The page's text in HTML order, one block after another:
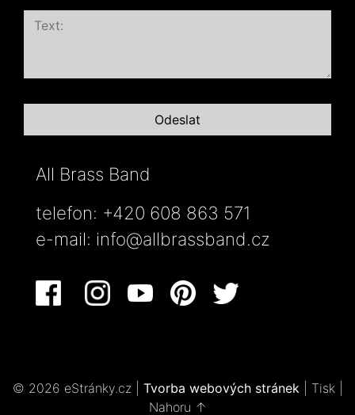
All Brass Band
telefon: +420 608 863 571
e-mail: info@allbrassband.cz
© 2026 eStránky.cz Tvorba webových stránek Tisk|
Nahoru ↑